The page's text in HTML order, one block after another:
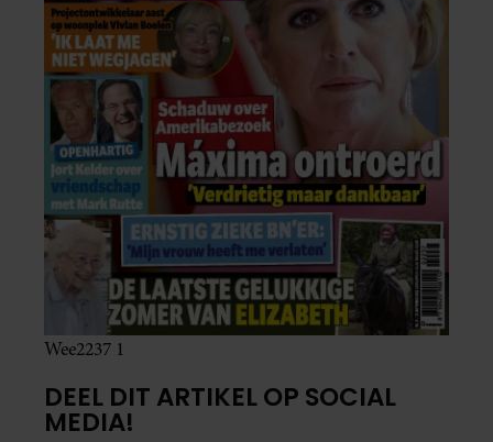
Wee2237 1
DEEL DIT ARTIKEL OP SOCIAL
MEDIA!